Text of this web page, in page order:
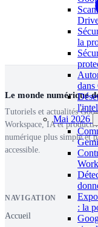
la
dans
Mai 2026
: la
Le monde numérique
Tutoriels et actualités
Workspace, IA et
numérique plus simple et
accessible.
NAVIGATION
Accueil